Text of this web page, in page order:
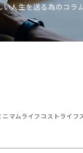
人生を送る為のコラ
ニマムライフコスト ライフ